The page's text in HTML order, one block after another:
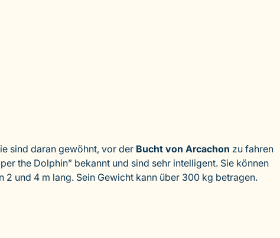
sind daran gewöhnt, vor der Bucht von Arcachon zu fahren
the Dolphin” bekannt und sind sehr intelligent. Sie können
und 4 m lang. Sein Gewicht kann über 300 kg betragen.